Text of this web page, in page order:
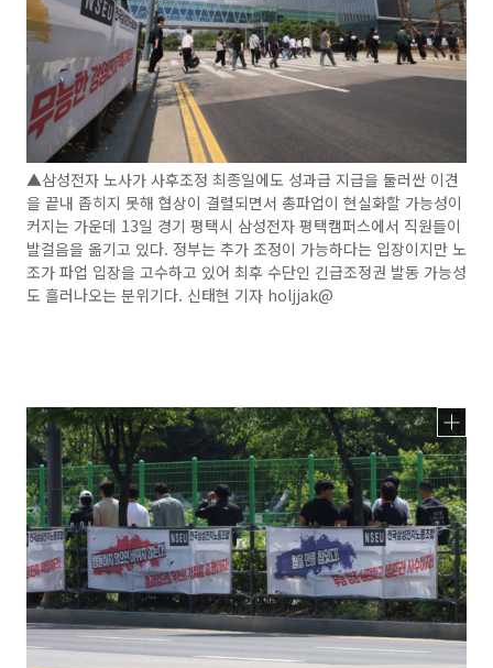
▲삼성전자 노사가 사후조정 최종일에도 성과급 지급을 둘러싼 이견
을 끝내 좁히지 못해 협상이 결렬되면서 총파업이 현실화할 가능성이
커지는 가운데 13일 경기 평택시 삼성전자 평택캠퍼스에서 직원들이
발걸음을 옮기고 있다. 정부는 추가 조정이 가능하다는 입장이지만 노
조가 파업 입장을 고수하고 있어 최후 수단인 긴급조정권 발동 가능성
도 흘러나오는 분위기다. 신태현 기자 holjjak@